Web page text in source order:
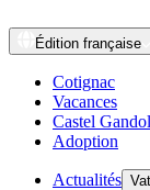
Édition française
Cotignac
Vacances
Castel
Adoption
Actualités